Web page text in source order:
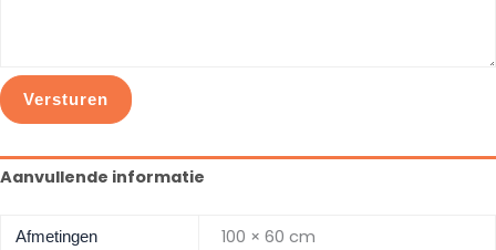
Versturen
Aanvullende informatie
Afmetingen 100 × 60 cm